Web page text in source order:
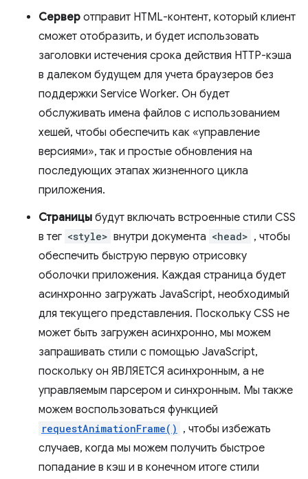
Сервер отправит HTML-контент, который клиент
сможет отобразить, и будет использовать
заголовки истечения срока действия HTTP-кэша
в далеком будущем для учета браузеров без
поддержки Service Worker. Он будет
обслуживать имена файлов с использованием
хешей, чтобы обеспечить как «управление
версиями», так и простые обновления на
последующих этапах жизненного цикла
приложения.
Страницы будут включать встроенные стили CSS
в тег <style> внутри документа <head> , чтобы
обеспечить быструю первую отрисовку
оболочки приложения. Каждая страница будет
асинхронно загружать JavaScript, необходимый
для текущего представления. Поскольку CSS не
может быть загружен асинхронно, мы можем
запрашивать стили с помощью JavaScript,
поскольку он ЯВЛЯЕТСЯ асинхронным, а не
управляемым парсером и синхронным. Мы также
можем воспользоваться функцией
requestAnimationFrame() , чтобы избежать
случаев, когда мы можем получить быстрое
попадание в кэш и в конечном итоге стили